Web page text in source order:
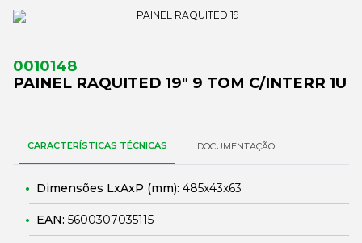
0010148
PAINEL RAQUITED 19" 9 TOM C/INTERR 1U
CARACTERÍSTICAS TÉCNICAS DOCUMENTAÇÃO
Dimensões LxAxP (mm): 485x43x63
EAN: 5600307035115